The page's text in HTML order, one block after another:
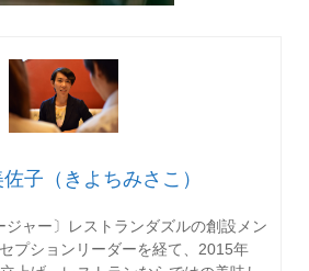
子（きよちみさこ）
ジャー〕レストランダズルの創設メン
プションリーダーを経て、2015年